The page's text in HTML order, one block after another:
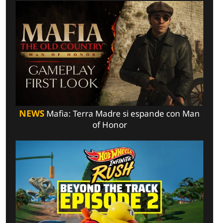
NEWS Mafia: Terra Madre si espande con Man
of Honor